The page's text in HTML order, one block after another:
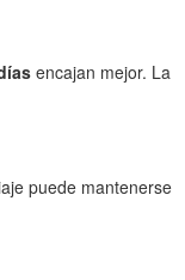
encajan mejor. La
puede mantenerse